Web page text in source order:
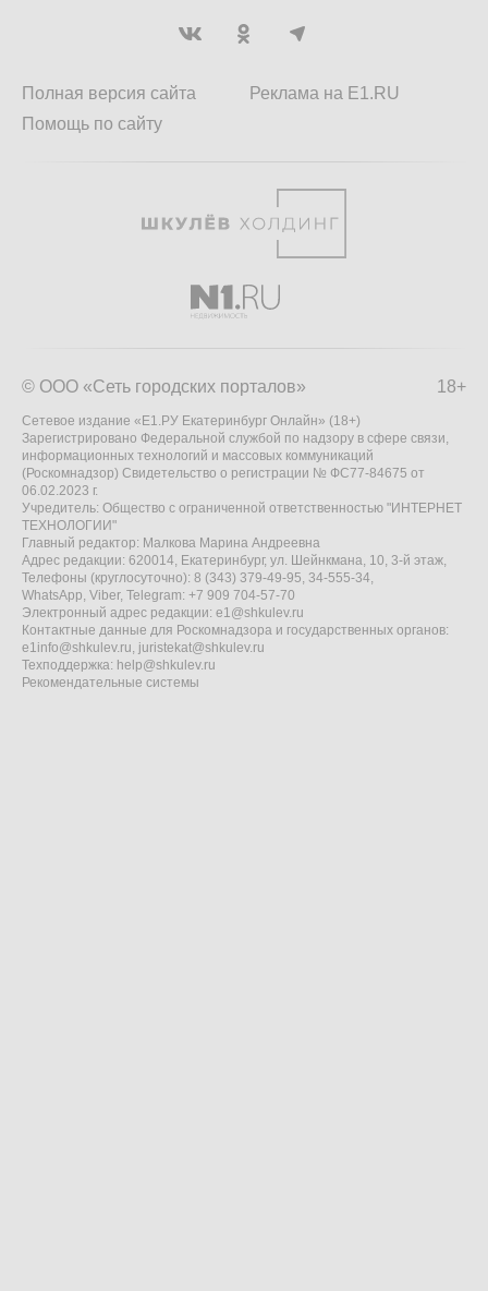
Полная версия сайта
Помощь по сайту
Реклама на E1.RU
18+
© ООО «Сеть городских порталов»
Сетевое издание «Е1.РУ Екатеринбург Онлайн» (18+)
Зарегистрировано Федеральной службой по надзору в сфере связи,
информационных технологий и массовых коммуникаций
(Роскомнадзор) Свидетельство о регистрации № ФС77-84675 от
06.02.2023 г.
Учредитель: Общество с ограниченной ответственностью "ИНТЕРНЕТ
ТЕХНОЛОГИИ"
Главный редактор: Малкова Марина Андреевна
Адрес редакции: 620014, Екатеринбург, ул. Шейнкмана, 10, 3-й этаж,
Телефоны (круглосуточно): 8 (343) 379-49-95, 34-555-34,
WhatsApp, Viber, Telegram: +7 909 704-57-70
Электронный адрес редакции: e1@shkulev.ru
Контактные данные для Роскомнадзора и государственных органов:
e1info@shkulev.ru, juristekat@shkulev.ru
Техподдержка: help@shkulev.ru
Рекомендательные системы